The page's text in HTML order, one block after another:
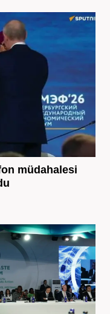
müdahalesi